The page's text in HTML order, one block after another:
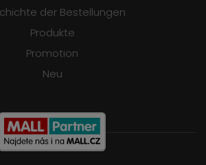
der Bestellungen
Produkte
Promotion
Neu